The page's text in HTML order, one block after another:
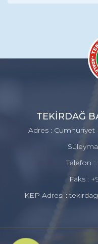
TEKİRDAĞ
Adres : Cumhuriyet
Telefon :
Faks :
KEP Adresi :